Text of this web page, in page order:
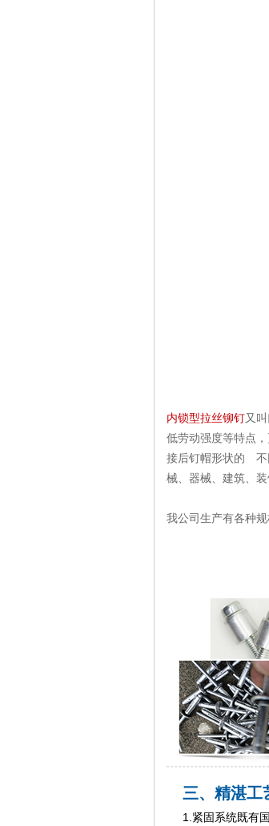
内锁型拉丝铆钉又
低劳动强度等特点
接后钉帽形状的 不
械、器械、建筑、装
我公司生产有各种
三、精湛工
1.紧固系统既有